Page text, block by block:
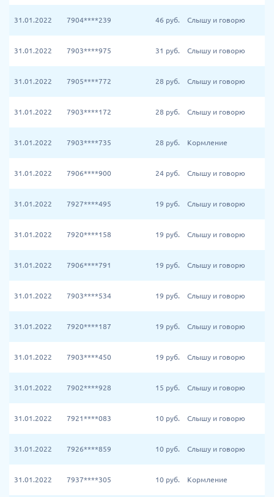
31.01.2022 7904****239 46 руб. Слышу и говорю
31.01.2022 7903****975 31 руб. Слышу и говорю
31.01.2022 7905****772 28 руб. Слышу и говорю
31.01.2022 7903****172 28 руб. Слышу и говорю
31.01.2022 7903****735 28 руб. Кормление
31.01.2022 7906****900 24 руб. Слышу и говорю
31.01.2022 7927****495 19 руб. Слышу и говорю
31.01.2022 7920****158 19 руб. Слышу и говорю
31.01.2022 7906****791 19 руб. Слышу и говорю
31.01.2022 7903****534 19 руб. Слышу и говорю
31.01.2022 7920****187 19 руб. Слышу и говорю
31.01.2022 7903****450 19 руб. Слышу и говорю
31.01.2022 7902****928 15 руб. Слышу и говорю
31.01.2022 7921****083 10 руб. Слышу и говорю
31.01.2022 7926****859 10 руб. Слышу и говорю
31.01.2022 7937****305 10 руб. Кормление